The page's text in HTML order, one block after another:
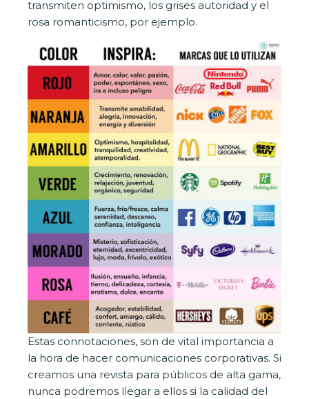
transmiten optimismo, los grises autoridad y el
rosa romanticismo, por ejemplo.
Estas connotaciones, son de vital importancia a
la hora de hacer comunicaciones corporativas. Si
creamos una revista para públicos de alta gama,
nunca podremos llegar a ellos si la calidad del